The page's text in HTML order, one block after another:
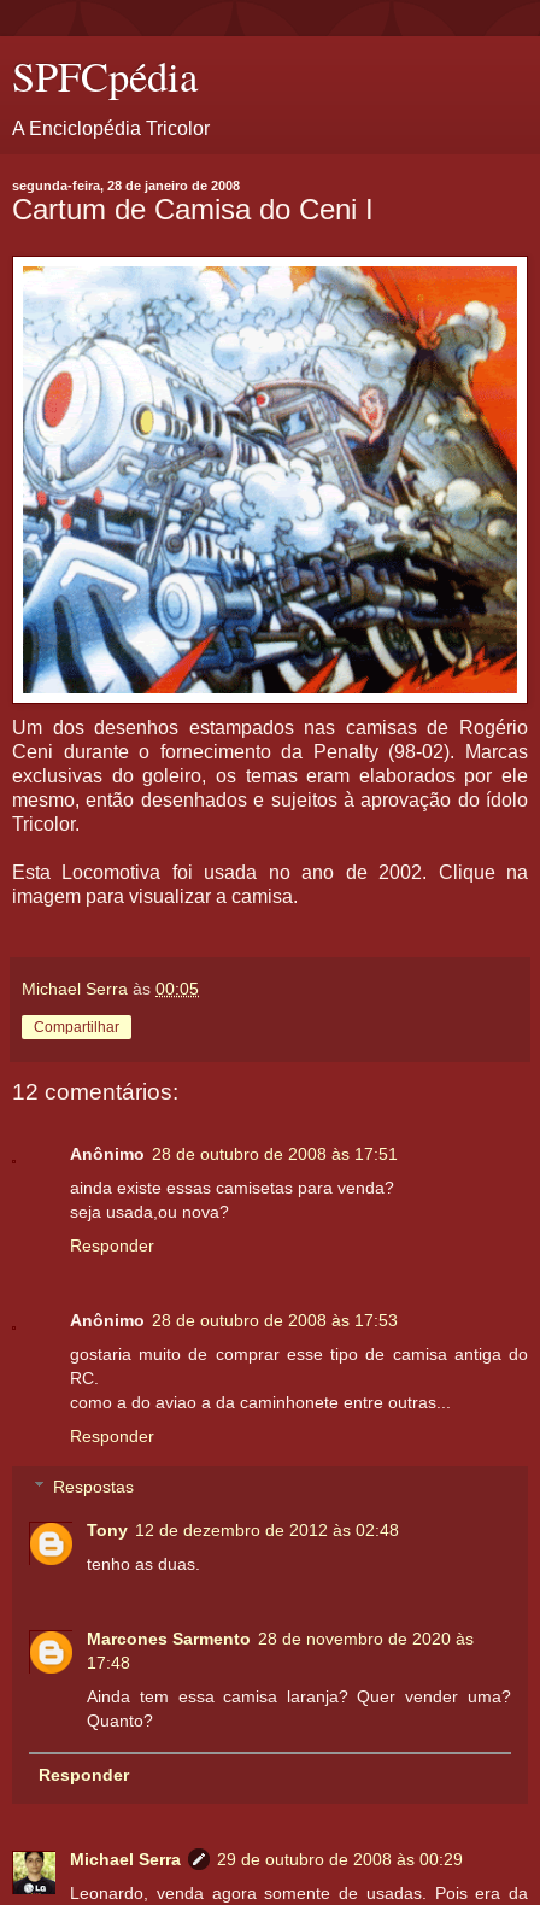
SPFCpédia
A Enciclopédia Tricolor
segunda-feira, 28 de janeiro de 2008
Cartum de Camisa do Ceni I
Um dos desenhos estampados nas camisas de Rogério
Ceni durante o fornecimento da Penalty (98-02). Marcas
exclusivas do goleiro, os temas eram elaborados por ele
mesmo, então desenhados e sujeitos à aprovação do ídolo
Tricolor.
Esta Locomotiva foi usada no ano de 2002. Clique na
imagem para visualizar a camisa.
Michael Serra às 00:05
Compartilhar
12 comentários:
Anônimo 28 de outubro de 2008 às 17:51
ainda existe essas camisetas para venda?
seja usada,ou nova?
Responder
Anônimo 28 de outubro de 2008 às 17:53
gostaria muito de comprar esse tipo de camisa antiga do
RC.
como a do aviao a da caminhonete entre outras...
Responder
Respostas
Tony 12 de dezembro de 2012 às 02:48
tenho as duas.
Marcones Sarmento 28 de novembro de 2020 às
17:48
Ainda tem essa camisa laranja? Quer vender uma?
Quanto?
Responder
Michael Serra
29 de outubro de 2008 às 00:29
Leonardo, venda agora somente de usadas. Pois era da